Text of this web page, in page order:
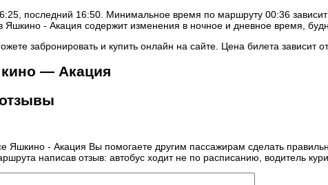
последний 16:50. Минимальное время по маршруту 00:36
Яшкино - Акация содержит изменения в ночное и дневное время,
забронировать и купить онлайн на сайте. Цена билета зависит
— Акация
Яшкино - Акация Вы помогаете другим пассажирам сделать
написав отзыв: автобус ходит не по расписанию, водитель